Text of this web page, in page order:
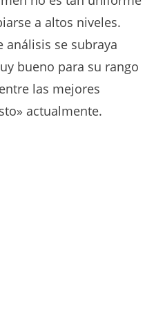
a altos niveles.
análisis se subraya
bueno para su rango
las mejores
actualmente.